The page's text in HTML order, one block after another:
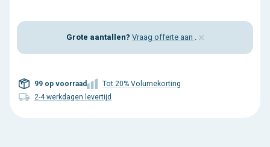
Grote aantallen? Vraag offerte aan . ×
99 op voorraad
Tot 20% Volumekorting
2-4 werkdagen levertijd